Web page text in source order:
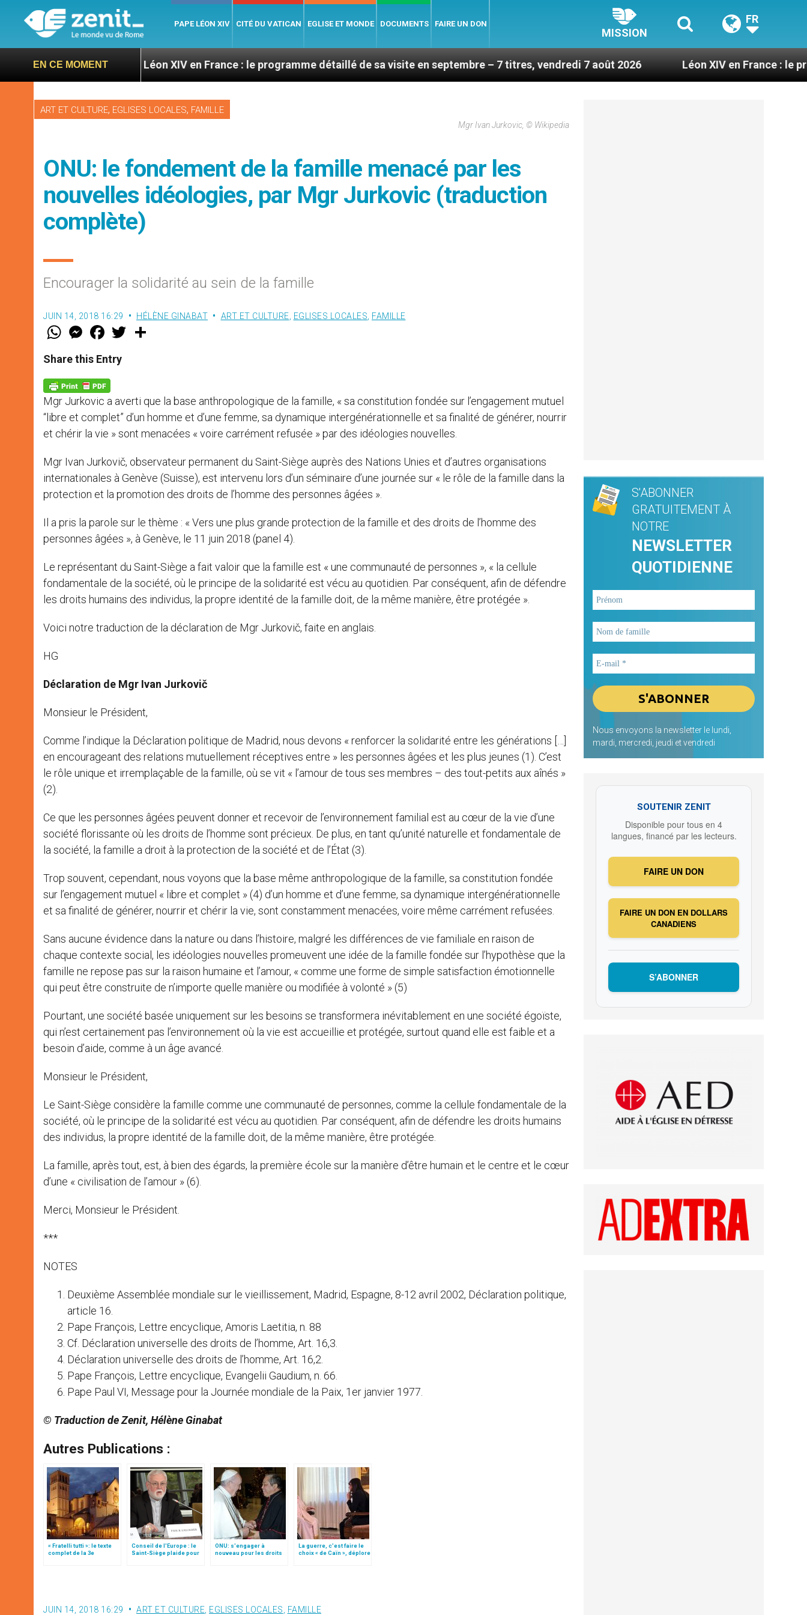
PAPE LÉON XIV CITÉ DU VATICAN EGLISE ET MONDE DOCUMENTS FAIRE UN DON
MISSION
FR
EN CE MOMENTLéon XIV en France : le programme détaillé de sa visite en septembre – 7 titres, vendredi 7 août 2026 Léon XIV en France : le programme
ART ET CULTURE, EGLISES LOCALES, FAMILLE
Mgr Ivan Jurkovic, © Wikipedia
ONU: le fondement de la famille menacé par les
nouvelles idéologies, par Mgr Jurkovic (traduction
complète)
Encourager la solidarité au sein de la famille
JUIN 14, 2018 16:29 HÉLÈNE GINABAT ART ET CULTURE EGLISES LOCALES FAMILLE
W
t
s
p
p
M
e
s
e
g
e
r
F
a
e
b
o
k
w
Share this Entry
Mgr Jurkovic a averti que la base anthropologique de la famille, « sa constitution fondée sur l’engagement mutuel
“libre et complet” d’un homme et d’une femme, sa dynamique intergénérationnelle et sa finalité de générer, nourrir
et chérir la vie » sont menacées « voire carrément refusée » par des idéologies nouvelles.
Mgr Ivan Jurkovič, observateur permanent du Saint-Siège auprès des Nations Unies et d’autres organisations
internationales à Genève (Suisse), est intervenu lors d’un séminaire d’une journée sur « le rôle de la famille dans la
protection et la promotion des droits de l’homme des personnes âgées ».
Il a pris la parole sur le thème : « Vers une plus grande protection de la famille et des droits de l’homme des
personnes âgées », à Genève, le 11 juin 2018 (panel 4).
Le représentant du Saint-Siège a fait valoir que la famille est « une communauté de personnes », « la cellule
fondamentale de la société, où le principe de la solidarité est vécu au quotidien. Par conséquent, afin de défendre
les droits humains des individus, la propre identité de la famille doit, de la même manière, être protégée ».
Voici notre traduction de la déclaration de Mgr Jurkovič, faite en anglais.
HG
Déclaration de Mgr Ivan Jurkovič
Monsieur le Président,
Comme l’indique la Déclaration politique de Madrid, nous devons « renforcer la solidarité entre les générations […]
en encourageant des relations mutuellement réceptives entre » les personnes âgées et les plus jeunes (1). C’est
le rôle unique et irremplaçable de la famille, où se vit « l’amour de tous ses membres – des tout-petits aux aînés »
(2).
Ce que les personnes âgées peuvent donner et recevoir de l’environnement familial est au cœur de la vie d’une
société florissante où les droits de l’homme sont précieux. De plus, en tant qu’unité naturelle et fondamentale de
la société, la famille a droit à la protection de la société et de l’État (3).
Trop souvent, cependant, nous voyons que la base même anthropologique de la famille, sa constitution fondée
sur l’engagement mutuel « libre et complet » (4) d’un homme et d’une femme, sa dynamique intergénérationnelle
et sa finalité de générer, nourrir et chérir la vie, sont constamment menacées, voire même carrément refusées.
Sans aucune évidence dans la nature ou dans l’histoire, malgré les différences de vie familiale en raison de
chaque contexte social, les idéologies nouvelles promeuvent une idée de la famille fondée sur l’hypothèse que la
famille ne repose pas sur la raison humaine et l’amour, « comme une forme de simple satisfaction émotionnelle
qui peut être construite de n’importe quelle manière ou modifiée à volonté » (5)
Pourtant, une société basée uniquement sur les besoins se transformera inévitablement en une société égoïste,
qui n’est certainement pas l’environnement où la vie est accueillie et protégée, surtout quand elle est faible et a
besoin d’aide, comme à un âge avancé.
Monsieur le Président,
Le Saint-Siège considère la famille comme une communauté de personnes, comme la cellule fondamentale de la
société, où le principe de la solidarité est vécu au quotidien. Par conséquent, afin de défendre les droits humains
des individus, la propre identité de la famille doit, de la même manière, être protégée.
La famille, après tout, est, à bien des égards, la première école sur la manière d’être humain et le centre et le cœur
d’une « civilisation de l’amour » (6).
Merci, Monsieur le Président.
***
NOTES
Deuxième Assemblée mondiale sur le vieillissement, Madrid, Espagne, 8-12 avril 2002, Déclaration politique,
article 16.
Pape François, Lettre encyclique, Amoris Laetitia, n. 88
Cf. Déclaration universelle des droits de l’homme, Art. 16,3.
Déclaration universelle des droits de l’homme, Art. 16,2.
Pape François, Lettre encyclique, Evangelii Gaudium, n. 66.
Pape Paul VI, Message pour la Journée mondiale de la Paix, 1er janvier 1977.
© Traduction de Zenit, Hélène Ginabat
Autres Publications :
« Fratelli tutti »: le texte
complet de la 3e
Conseil de l'Europe : le
Saint-Siège plaide pour
ONU: s'engager à
nouveau pour les droits
La guerre, c’est faire le
choix « de Caïn », déplore
JUIN 14, 2018 16:29 ART ET CULTURE EGLISES LOCALES FAMILLE
S'ABONNER
GRATUITEMENT À
NOTRE
NEWSLETTER
QUOTIDIENNE
Nous envoyons la newsletter le lundi,
mardi, mercredi, jeudi et vendredi
SOUTENIR ZENIT
Disponible pour tous en 4
langues, financé par les lecteurs.
FAIRE UN DON
FAIRE UN DON EN DOLLARS
CANADIENS
S’ABONNER